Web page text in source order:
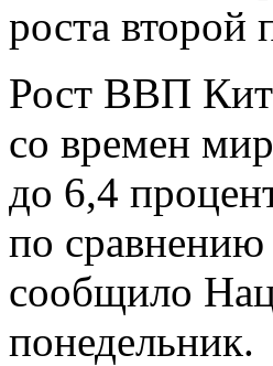
роста второй
Рост ВВП
со времен
до 6,4
по сравнению
сообщило
понедельник.